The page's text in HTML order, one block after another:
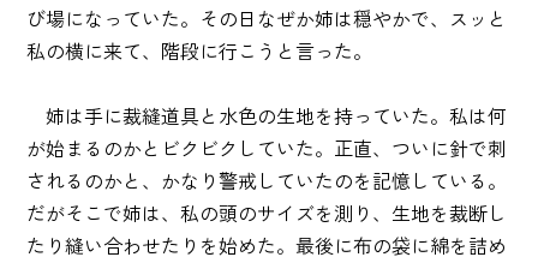
び場になっていた。その日なぜか姉は穏やかで、スッと
私の横に来て、階段に行こうと言った。
姉は手に裁縫道具と水色の生地を持っていた。私は何
が始まるのかとビクビクしていた。正直、ついに針で刺
されるのかと、かなり警戒していたのを記憶している。
だがそこで姉は、私の頭のサイズを測り、生地を裁断し
たり縫い合わせたりを始めた。最後に布の袋に綿を詰め